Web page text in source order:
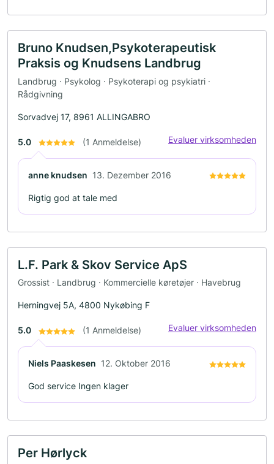
Bruno Knudsen,Psykoterapeutisk
Praksis og Knudsens Landbrug
Landbrug · Psykolog · Psykoterapi og psykiatri ·
Rådgivning
Sorvadvej 17, 8961 ALLINGABRO
5.0 (1 Anmeldelse) Evaluer virksomheden
anne knudsen 13. Dezember 2016
Rigtig god at tale med
L.F. Park & Skov Service ApS
Grossist · Landbrug · Kommercielle køretøjer · Havebrug
Herningvej 5A, 4800 Nykøbing F
5.0 (1 Anmeldelse) Evaluer virksomheden
Niels Paaskesen 12. Oktober 2016
God service Ingen klager
Per Hørlyck